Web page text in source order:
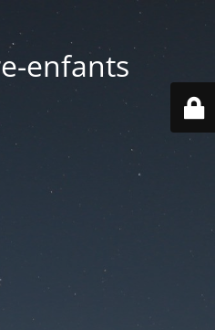
enfants